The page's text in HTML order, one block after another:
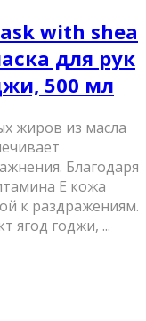
with shea
для рук
500 мл
жиров из масла
Благодаря
Е кожа
к раздражениям.
ягод годжи, ...